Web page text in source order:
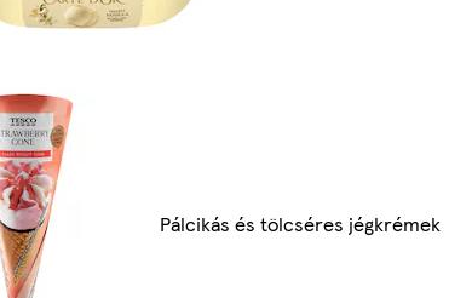
Pálcikás és tölcséres jégkrémek